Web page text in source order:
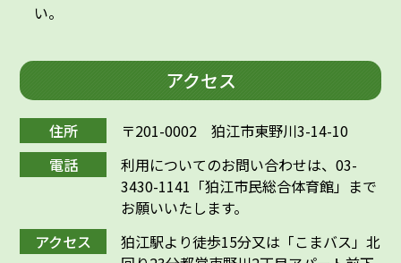
い。
アクセス
住所
〒201-0002 狛江市東野川3-14-10
電話
利用についてのお問い合わせは、03-
3430-1141「狛江市民総合体育館」まで
お願いいたします。
アクセス
狛江駅より徒歩15分又は「こまバス」北